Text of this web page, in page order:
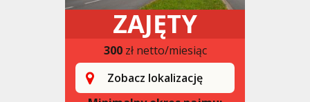
ZAJĘTY
300zł netto/miesiąc
Zobacz lokalizację